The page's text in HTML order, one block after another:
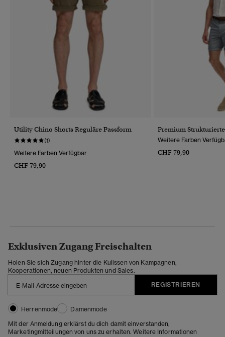
Utility Chino Shorts Reguläre Passform
(1)
Weitere Farben Verfügbar
CHF 79,90
Premium
Weitere Farben
CHF 79,90
Exklusiven Zugang Freischalten
Holen Sie sich Zugang hinter die Kulissen von Kampagnen,
Kooperationen, neuen Produkten und Sales.
REGISTRIEREN
Herrenmode
Damenmode
Mit der Anmeldung erklärst du dich damit einverstanden,
Marketingmitteilungen von uns zu erhalten. Weitere Informationen